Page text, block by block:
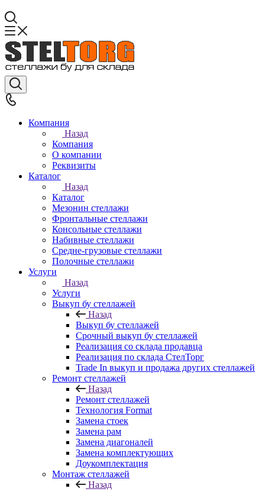
Компания
Назад
Компания
О компании
Реквизиты
Каталог
Назад
Каталог
Мезонин стеллажи
Фронтальные стеллажи
Консольные стеллажи
Набивные стеллажи
Средне-грузовые стеллажи
Полочные стеллажи
Услуги
Назад
Услуги
Выкуп бу стеллажей
Назад
Выкуп бу стеллажей
Срочный выкуп бу стеллажей
Реализация со склада продавца
Реализация по склада СтелТорг
Trade In выкуп и продажа других стеллажей
Ремонт стеллажей
Назад
Ремонт стеллажей
Технология Format
Замена стоек
Замена рам
Замена диагоналей
Замена комплектующих
Доукомплектация
Монтаж стеллажей
Назад